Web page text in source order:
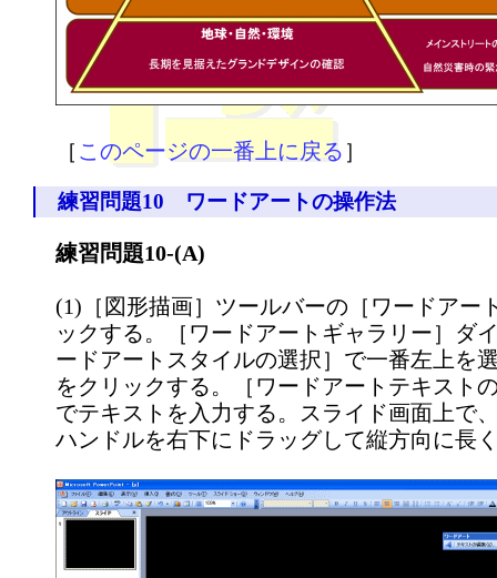
［ このページの一番上に戻る ］
練習問題10 ワードアートの操作法
練習問題10-(A)
(1)［図形描画］ツールバーの［ワードアー
ックする。［ワードアートギャラリー］ダ
ードアートスタイルの選択］で一番左上を
をクリックする。［ワードアートテキスト
でテキストを入力する。スライド画面上で
ハンドルを右下にドラッグして縦方向に長